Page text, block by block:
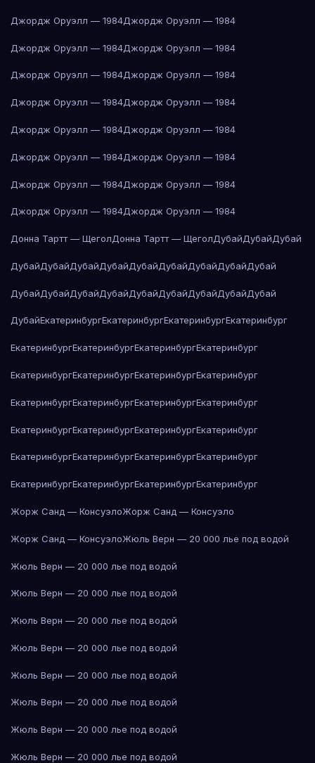
Джордж Оруэлл — 1984Джордж Оруэлл — 1984
Джордж Оруэлл — 1984Джордж Оруэлл — 1984
Джордж Оруэлл — 1984Джордж Оруэлл — 1984
Джордж Оруэлл — 1984Джордж Оруэлл — 1984
Джордж Оруэлл — 1984Джордж Оруэлл — 1984
Джордж Оруэлл — 1984Джордж Оруэлл — 1984
Джордж Оруэлл — 1984Джордж Оруэлл — 1984
Джордж Оруэлл — 1984Джордж Оруэлл — 1984
Донна Тартт — ЩеголДонна Тартт — ЩеголДубайДубайДубай
ДубайДубайДубайДубайДубайДубайДубайДубайДубай
ДубайДубайДубайДубайДубайДубайДубайДубайДубай
ДубайЕкатеринбургЕкатеринбургЕкатеринбургЕкатеринбург
ЕкатеринбургЕкатеринбургЕкатеринбургЕкатеринбург
ЕкатеринбургЕкатеринбургЕкатеринбургЕкатеринбург
ЕкатеринбургЕкатеринбургЕкатеринбургЕкатеринбург
ЕкатеринбургЕкатеринбургЕкатеринбургЕкатеринбург
ЕкатеринбургЕкатеринбургЕкатеринбургЕкатеринбург
ЕкатеринбургЕкатеринбургЕкатеринбургЕкатеринбург
Жорж Санд — КонсуэлоЖорж Санд — Консуэло
Жорж Санд — КонсуэлоЖюль Верн — 20 000 лье под водой
Жюль Верн — 20 000 лье под водой
Жюль Верн — 20 000 лье под водой
Жюль Верн — 20 000 лье под водой
Жюль Верн — 20 000 лье под водой
Жюль Верн — 20 000 лье под водой
Жюль Верн — 20 000 лье под водой
Жюль Верн — 20 000 лье под водой
Жюль Верн — 20 000 лье под водой